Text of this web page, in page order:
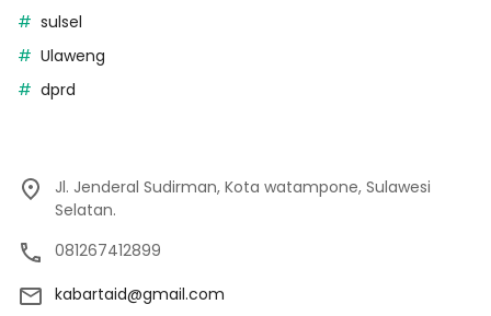
sulsel
Ulaweng
dprd
Jl. Jenderal Sudirman, Kota watampone, Sulawesi
Selatan.
081267412899
kabartaid@gmail.com